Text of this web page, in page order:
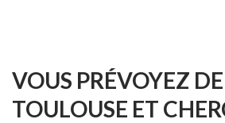
VOUS PRÉVOYEZ
TOULOUSE ET